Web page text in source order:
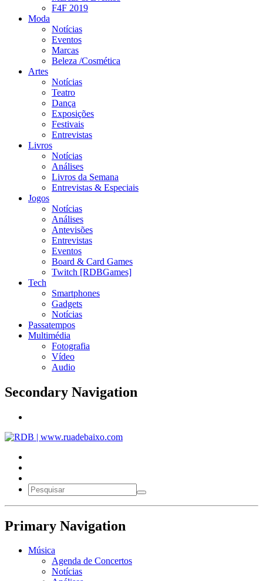
F4F 2019
Moda
Notícias
Eventos
Marcas
Beleza /Cosmética
Artes
Notícias
Teatro
Dança
Exposições
Festivais
Entrevistas
Livros
Notícias
Análises
Livros da Semana
Entrevistas & Especiais
Jogos
Notícias
Análises
Antevisões
Entrevistas
Eventos
Board & Card Games
Twitch [RDBGames]
Tech
Smartphones
Gadgets
Notícias
Passatempos
Multimédia
Fotografia
Vídeo
Audio
Secondary Navigation
Primary Navigation
Música
Agenda de Concertos
Notícias